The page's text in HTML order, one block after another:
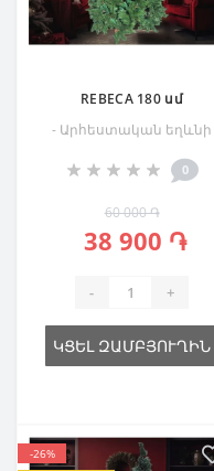
REBECA 180 սմ
- Արհեստական եղևնի
0
60 000 ֏
38 900 ֏
- +
ԿՑԵԼ ԶԱՄԲՅՈՒՂԻՆ
-26%